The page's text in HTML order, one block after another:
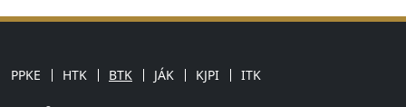
PPKE HTK BTK JÁK KJPI ITK